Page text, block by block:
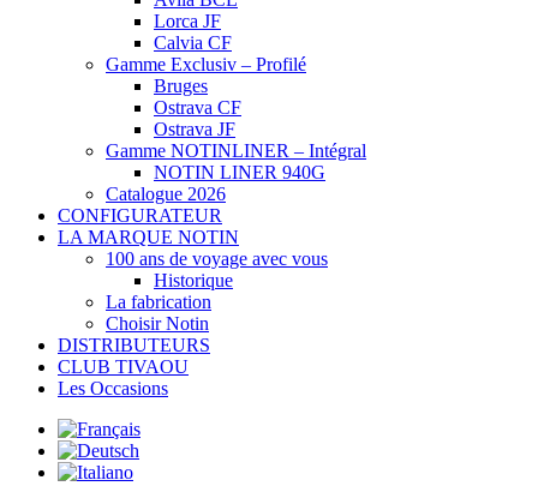
Lorca JF
Calvia CF
Gamme Exclusiv – Profilé
Bruges
Ostrava CF
Ostrava JF
Gamme NOTINLINER – Intégral
NOTIN LINER 940G
Catalogue 2026
CONFIGURATEUR
LA MARQUE NOTIN
100 ans de voyage avec vous
Historique
La fabrication
Choisir Notin
DISTRIBUTEURS
CLUB TIVAOU
Les Occasions